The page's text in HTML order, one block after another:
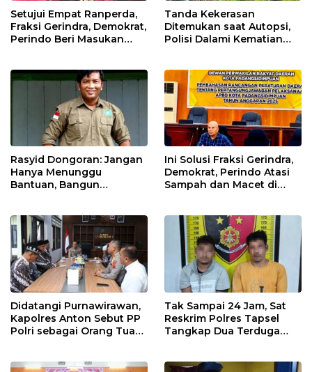
Setujui Empat Ranperda,
Fraksi Gerindra, Demokrat,
Perindo Beri Masukan
Tanda Kekerasan
Ditemukan saat Autopsi,
Polisi Dalami Kematian
Rasyid Dongoran: Jangan
Hanya Menunggu
Bantuan, Bangun
Ini Solusi Fraksi Gerindra,
Demokrat, Perindo Atasi
Sampah dan Macet di
Didatangi Purnawirawan,
Kapolres Anton Sebut PP
Polri sebagai Orang Tua
Tak Sampai 24 Jam, Sat
Reskrim Polres Tapsel
Tangkap Dua Terduga